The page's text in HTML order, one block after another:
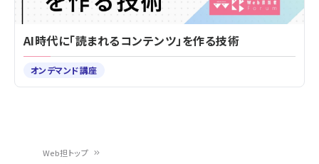
Web担トップ
AI時代に「読まれるコンテンツ」を作る技術
オンデマンド講座